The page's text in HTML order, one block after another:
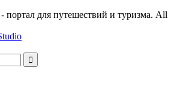
для путешествий и туризма. All